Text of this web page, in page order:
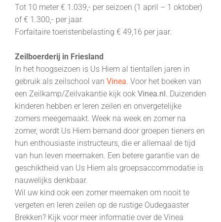
Tot 10 meter € 1.039,- per seizoen (1 april – 1 oktober)
of € 1.300,- per jaar.
Forfaitaire toeristenbelasting € 49,16 per jaar.
Zeilboerderij in Friesland
In het hoogseizoen is Us Hiem al tientallen jaren in
gebruik als zeilschool van Vinea. Voor het boeken van
een Zeilkamp/Zeilvakantie kijk ook Vinea.nl. Duizenden
kinderen hebben er leren zeilen en onvergetelijke
zomers meegemaakt. Week na week en zomer na
zomer, wordt Us Hiem bemand door groepen tieners en
hun enthousiaste instructeurs, die er allemaal de tijd
van hun leven meemaken. Een betere garantie van de
geschiktheid van Us Hiem als groepsaccommodatie is
nauwelijks denkbaar.
Wil uw kind ook een zomer meemaken om nooit te
vergeten en leren zeilen op de rustige Oudegaaster
Brekken? Kijk voor meer informatie over de Vinea